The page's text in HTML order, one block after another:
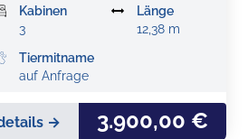
Kabinen
3
Länge
12,38 m
Tiermitname
auf Anfrage
→ 3.900,00 €